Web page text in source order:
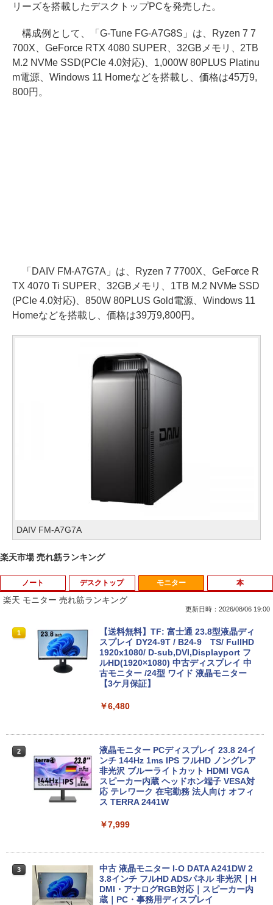
リーズを搭載したデスクトップPCを発売した。
構成例として、「G-Tune FG-A7G8S」は、Ryzen 7 7
700X、GeForce RTX 4080 SUPER、32GBメモリ、2TB
M.2 NVMe SSD(PCIe 4.0対応)、1,000W 80PLUS Platinu
m電源、Windows 11 Homeなどを搭載し、価格は45万9,
800円。
「DAIV FM-A7G7A」は、Ryzen 7 7700X、GeForce R
TX 4070 Ti SUPER、32GBメモリ、1TB M.2 NVMe SSD
(PCIe 4.0対応)、850W 80PLUS Gold電源、Windows 11
Homeなどを搭載し、価格は39万9,800円。
DAIV FM-A7G7A
楽天市場 売れ筋ランキング
ノート
1
レビュー投稿 5年保証｜MS Office 2024
H&B 搭載｜中古 ノートパソコン Windo
ws11 Office付｜スペック Core i5 第7世
代 メモリ 8GB 大容量 HDD 500GB テン
キー DVDドライブ搭載 CD DVD 再生可
｜中古パソコン 中古ノートパソコン 中古
ノートパソコン Dell Latitude 5310 第10
世代 Core i5 13.3型 Webカメラ内蔵 Win
dows11搭載 Office付き メモリ16GB SS
D256GB 512GB 軽量モデル テレワーク
在宅勤務向け 持ち運び ビジネス タッチ
8月5日限定10倍＆抽選10000P！｜お得3
点セット富士通 LIFEBOOKシリーズ ノ
ートパソコンアウトレット 第八世代Core
デスクトップ
1
【今だけ】全品ポイント10倍 お買い物マ
ラソン★8/4～8/11★中古パソコン デス
クトップPC hp ProDesk 600 G4 SFF C
ore i5 8500 メモリ8GB SSD128GB HDD
500GB Windows11 Pro 64bit 無線LAN
内蔵【送料無料】【1年保証】
￥19,800
2
【期間限定P15倍+最大10%OFFクーポ
ン】 【3年保証】HP ELITEDESK 800 G
6 DM SSD256GB メモリ16GB Core i3
Windows 11 Pro 中古 アウトレット 返
品 送料無料 中古デスクトップパソコン
中古パソコン デスクトップパソコン デス
中古パソコン | NEC | MRM28L-4 | Wind
ows11 | デスクトップ | 一年保証 | 第8世
代 | Core i5 8400 2.8(〜最大4.0)GHz | M
モニター
楽天 モニター 売れ筋ランキング
更新日時：2026/08/06 19:00
1
【送料無料】TF: 富士通 23.8型液晶ディ
スプレイ DY24-9T / B24-9 TS/ FullHD
1920x1080/ D-sub,DVI,Displayport フ
ルHD(1920×1080) 中古ディスプレイ 中
古モニター /24型 ワイド 液晶モニター
【3ケ月保証】
￥6,480
2
液晶モニター PCディスプレイ 23.8 24イ
ンチ 144Hz 1ms IPS フルHD ノングレア
非光沢 ブルーライトカット HDMI VGA
スピーカー内蔵 ヘッドホン端子 VESA対
応 テレワーク 在宅勤務 法人向け オフィ
ス TERRA 2441W
￥7,999
3
中古 液晶モニター I-O DATA A241DW 2
3.8インチ フルHD ADSパネル 非光沢｜H
DMI・アナログRGB対応｜スピーカー内
蔵｜PC・事務用ディスプレイ
本